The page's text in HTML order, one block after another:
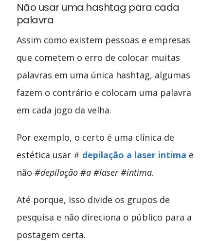
Não usar uma hashtag para cada
palavra
Assim como existem pessoas e empresas
que cometem o erro de colocar muitas
palavras em uma única hashtag, algumas
fazem o contrário e colocam uma palavra
em cada jogo da velha.
Por exemplo, o certo é uma clínica de
estética usar # depilação a laser intima e
não #depilação #a #laser #íntima.
Até porque, Isso divide os grupos de
pesquisa e não direciona o público para a
postagem certa.